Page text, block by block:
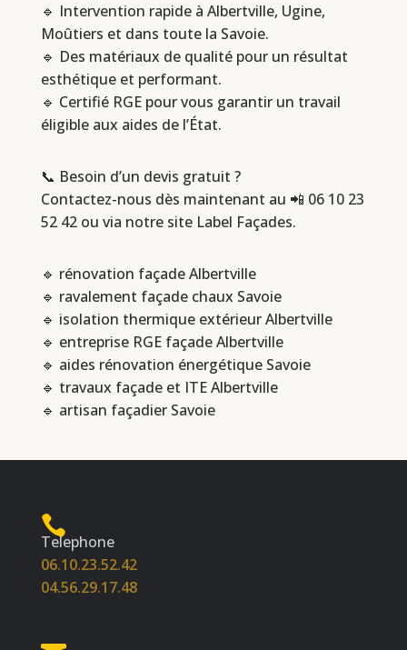
🔹 Intervention rapide à Albertville, Ugine,
Moûtiers et dans toute la Savoie.
🔹 Des matériaux de qualité pour un résultat
esthétique et performant.
🔹 Certifié RGE pour vous garantir un travail
éligible aux aides de l’État.
📞 Besoin d’un devis gratuit ?
Contactez-nous dès maintenant au 📲 06 10 23
52 42ou via notre site Label Façades.
🔹 rénovation façade Albertville
🔹 ravalement façade chaux Savoie
🔹 isolation thermique extérieur Albertville
🔹 entreprise RGE façade Albertville
🔹 aides rénovation énergétique Savoie
🔹 travaux façade et ITE Albertville
🔹 artisan façadier Savoie
Telephone
06.10.23.52.42
04.56.29.17.48